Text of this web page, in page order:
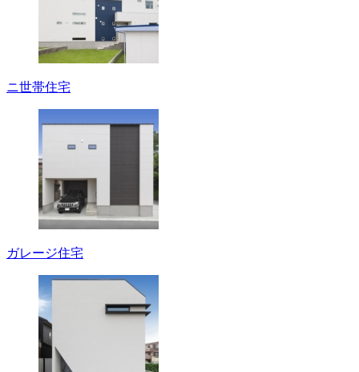
ニ世帯住宅
ガレージ住宅